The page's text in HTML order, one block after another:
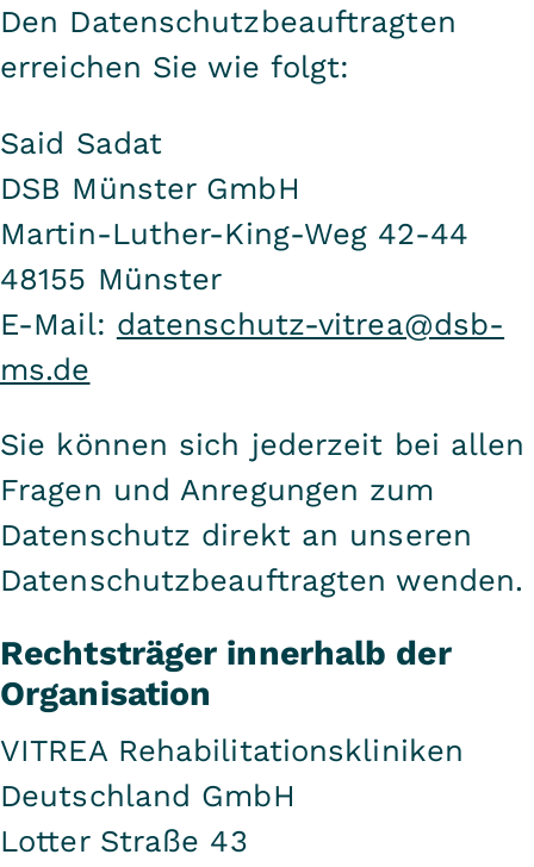
Den Datenschutzbeauftragten
erreichen Sie wie folgt:
Said Sadat
DSB Münster GmbH
Martin-Luther-King-Weg 42-44
48155 Münster
E-Mail: datenschutz-vitrea@dsb-
ms.de
Sie können sich jederzeit bei allen
Fragen und Anregungen zum
Datenschutz direkt an unseren
Datenschutzbeauftragten wenden.
Rechtsträger innerhalb der
Organisation
VITREA Rehabilitationskliniken
Deutschland GmbH
Lotter Straße 43